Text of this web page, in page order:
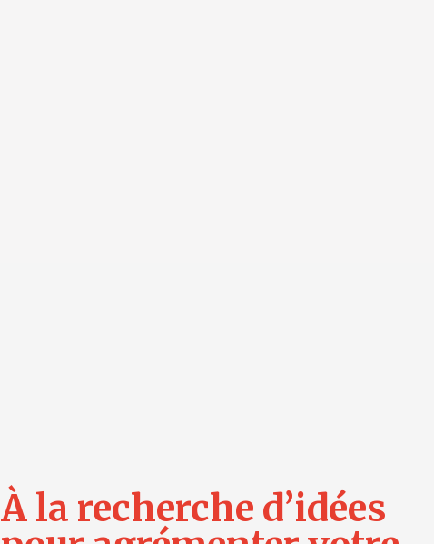
À la recherche d’idées